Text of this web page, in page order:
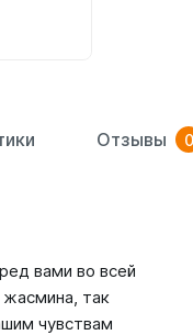
Отзывы 0
вами во всей
так
чувствам